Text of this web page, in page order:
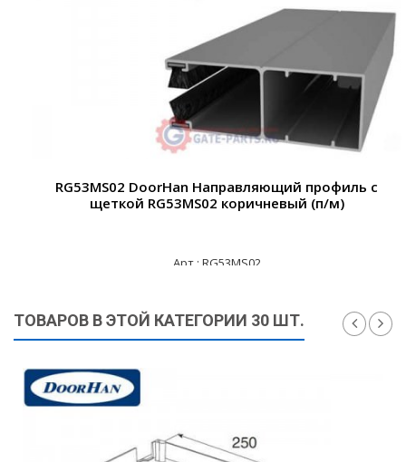
RG53MS02 DoorHan Направляющий профиль с
щеткой RG53MS02 коричневый (п/м)
Арт.: RG53MS02
ТОВАРОВ В ЭТОЙ КАТЕГОРИИ 30 ШТ.